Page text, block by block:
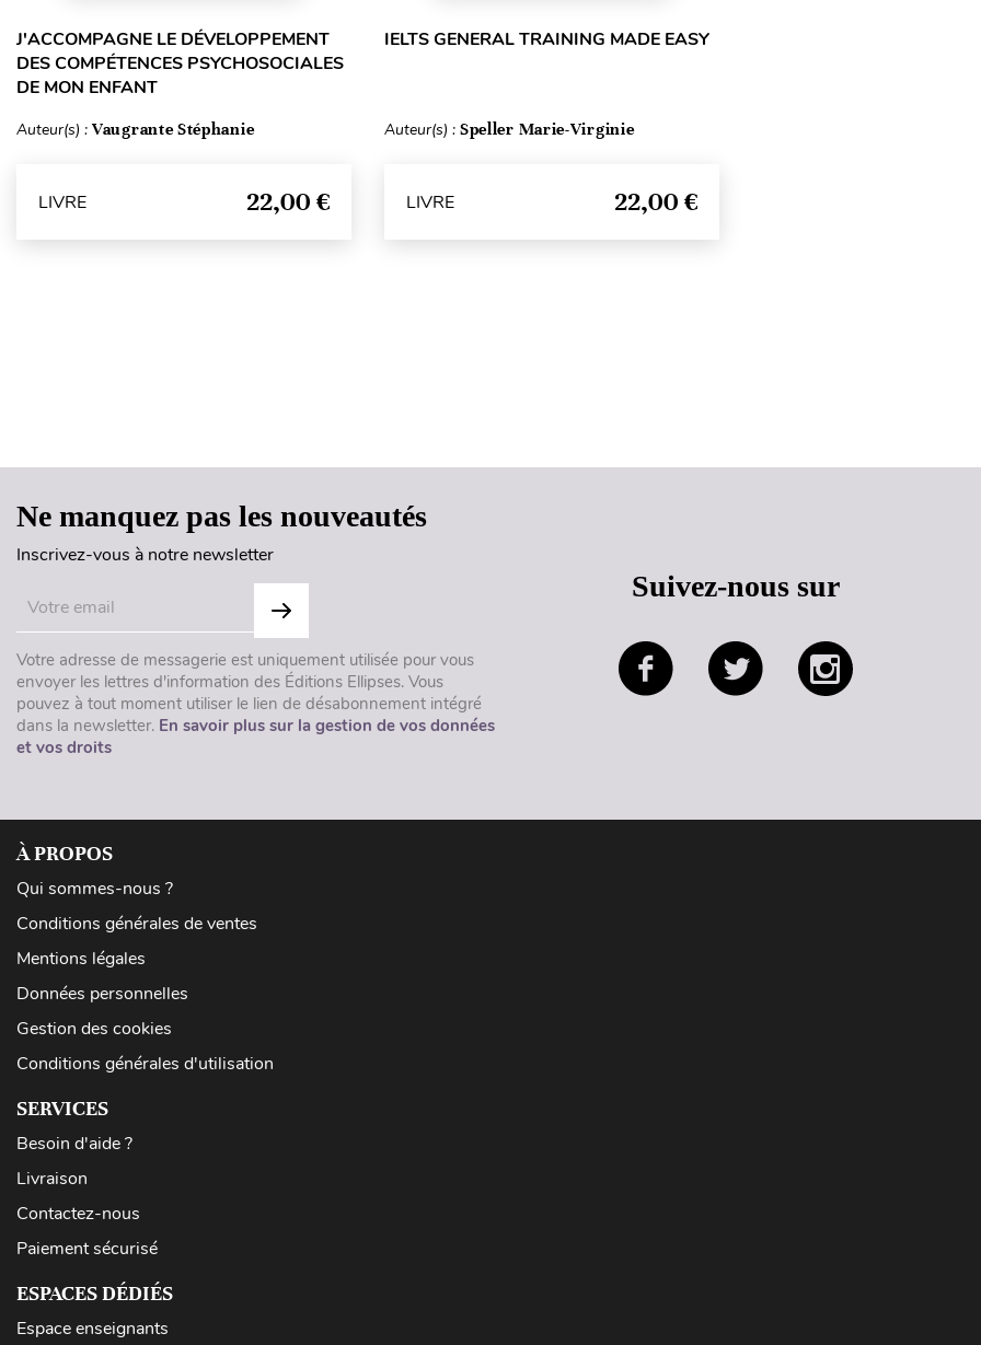
J'ACCOMPAGNE LE DÉVELOPPEMENT
DES COMPÉTENCES PSYCHOSOCIALES
DE MON ENFANT
Auteur(s) : Vaugrante Stéphanie
LIVRE 22,00 €
IELTS GENERAL TRAINING MADE EASY
Auteur(s) : Speller Marie-Virginie
LIVRE 22,00 €
Ne manquez pas les nouveautés
Inscrivez-vous à notre newsletter
Votre adresse de messagerie est uniquement utilisée pour vous
envoyer les lettres d'information des Éditions Ellipses. Vous
pouvez à tout moment utiliser le lien de désabonnement intégré
dans la newsletter. En savoir plus sur la gestion de vos données
et vos droits
Suivez-nous sur
À PROPOS
Qui sommes-nous ?
Conditions générales de ventes
Mentions légales
Données personnelles
Gestion des cookies
Conditions générales d'utilisation
SERVICES
Besoin d'aide ?
Livraison
Contactez-nous
Paiement sécurisé
ESPACES DÉDIÉS
Espace enseignants